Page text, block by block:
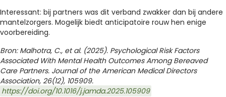
Interessant: bij partners was dit verband zwakker dan bij andere
mantelzorgers. Mogelijk biedt anticipatoire rouw hen enige
voorbereiding.
Bron: Malhotra, C., et al. (2025). Psychological Risk Factors
Associated With Mental Health Outcomes Among Bereaved
Care Partners. Journal of the American Medical Directors
Association, 26(12), 105909.
https://doi.org/10.1016/j.jamda.2025.105909